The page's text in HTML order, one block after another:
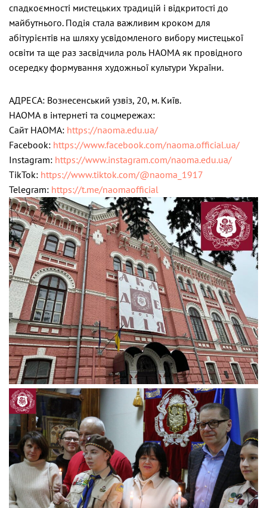
спадкоємності мистецьких традицій і відкритості до
майбутнього. Подія стала важливим кроком для
абітурієнтів на шляху усвідомленого вибору мистецької
освіти та ще раз засвідчила роль НАОМА як провідного
осередку формування художньої культури України.
АДРЕСА: Вознесенський узвіз, 20, м. Київ.
НАОМА в інтернеті та соцмережах:
Cайт НАОМА: https://naoma.edu.ua/
Facebook: https://www.facebook.com/naoma.official.ua/
Instagram: https://www.instagram.com/naoma.edu.ua/
TikTok: https://www.tiktok.com/@naoma_1917
Telegram: https://t.me/naomaofficial